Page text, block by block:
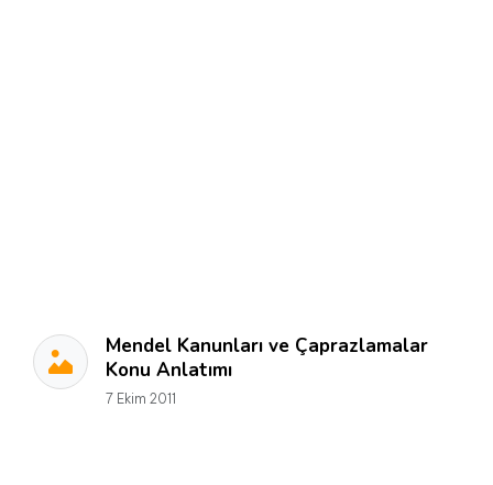
Mendel Kanunları ve Çaprazlamalar
Konu Anlatımı
7 Ekim 2011